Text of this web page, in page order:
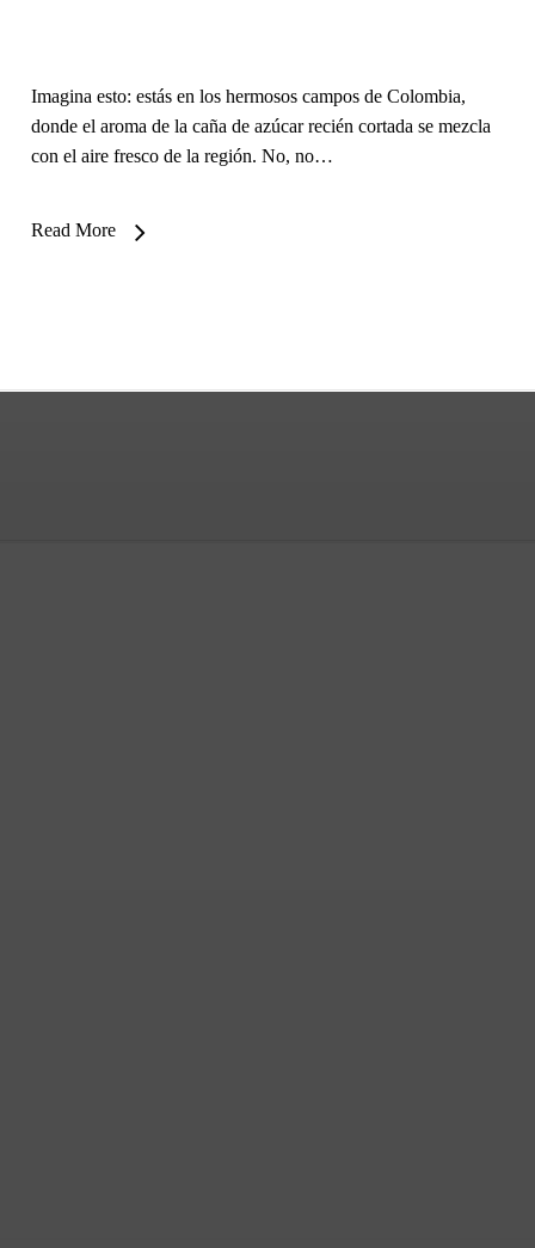
Imagina esto: estás en los hermosos campos de Colombia,
donde el aroma de la caña de azúcar recién cortada se mezcla
con el aire fresco de la región. No, no…
Read More